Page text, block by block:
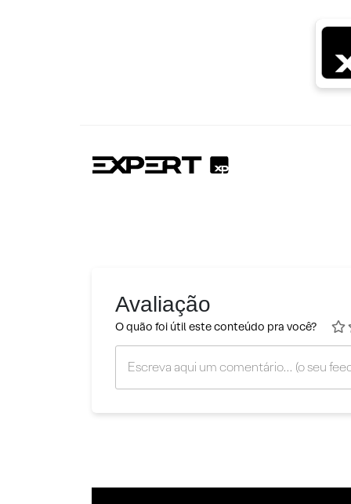
Avaliação
O quão foi útil este conteúdo pra você?